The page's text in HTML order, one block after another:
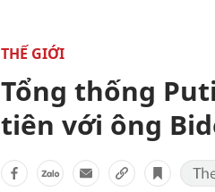
THẾ GIỚI
Tổng thống
tiên với ông